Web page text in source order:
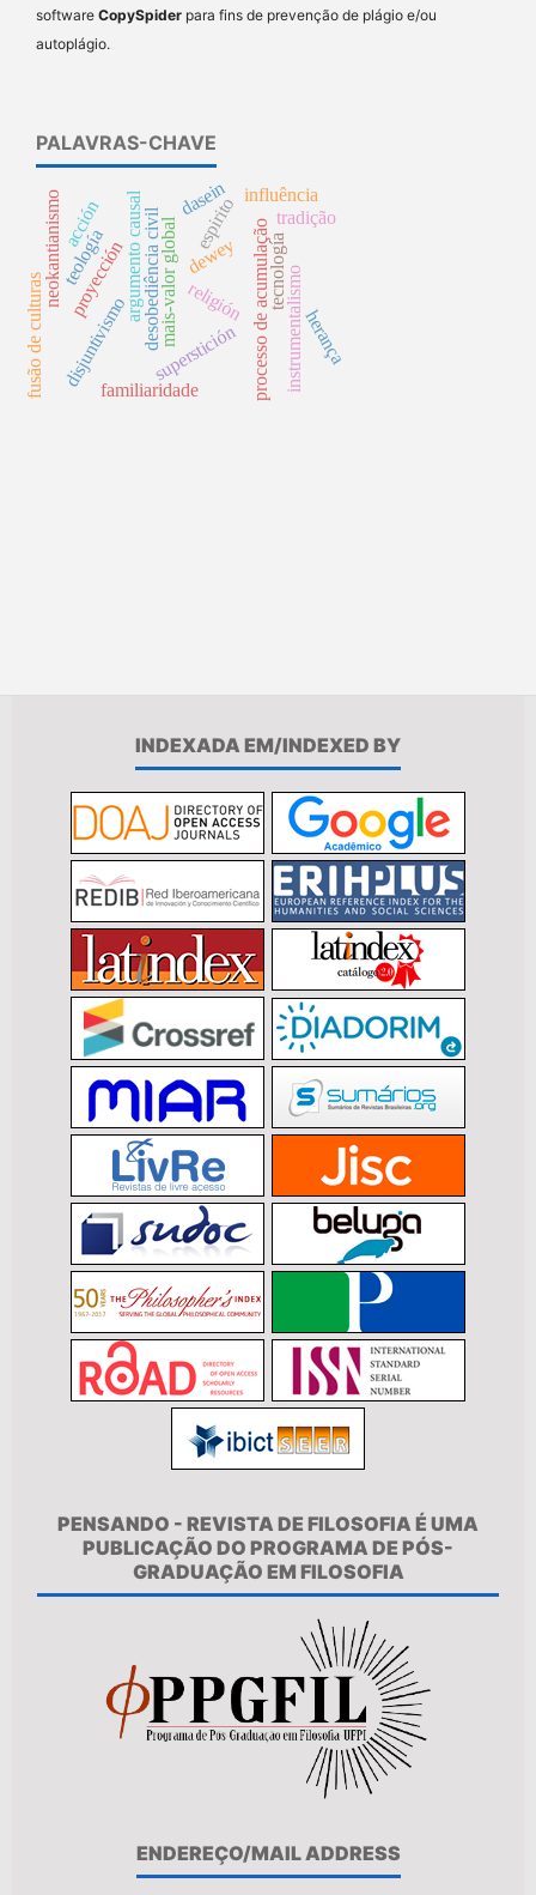
software CopySpider para fins de prevenção de plágio e/ou
autoplágio.
PALAVRAS-CHAVE
argumento causal
superstición
proyección processo de acumulação
mais-valor global
disjuntivismo religión tecnologíainstrumentalismo
dewey
teología
espirito influência
familiaridade
desobediência civil
neokantianismo dasein
herança
tradição
fusão de culturas
acción
INDEXADA EM/INDEXED BY
PENSANDO - REVISTA DE FILOSOFIA É UMA
PUBLICAÇÃO DO PROGRAMA DE PÓS-
GRADUAÇÃO EM FILOSOFIA
ENDEREÇO/MAIL ADDRESS